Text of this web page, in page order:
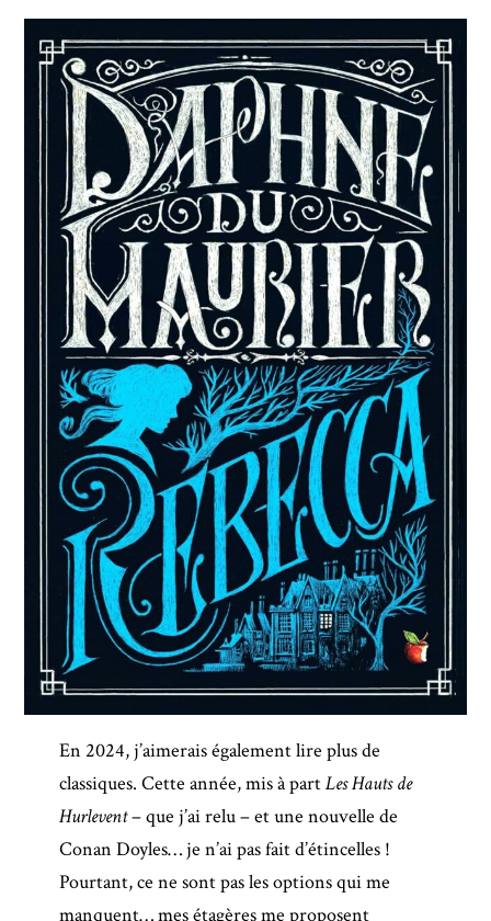
En 2024, j’aimerais également lire plus de
classiques. Cette année, mis à partLes Hauts de
Hurlevent– que j’ai relu – et une nouvelle de
Conan Doyles… je n’ai pas fait d’étincelles !
Pourtant, ce ne sont pas les options qui me
manquent… mes étagères me proposent